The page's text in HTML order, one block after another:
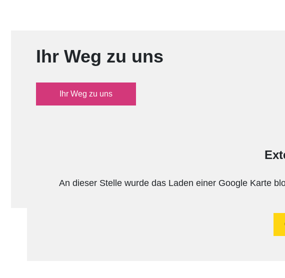
Ihr Weg zu uns
Ihr Weg zu uns
An dieser Stelle wurde das Laden einer Google Karte